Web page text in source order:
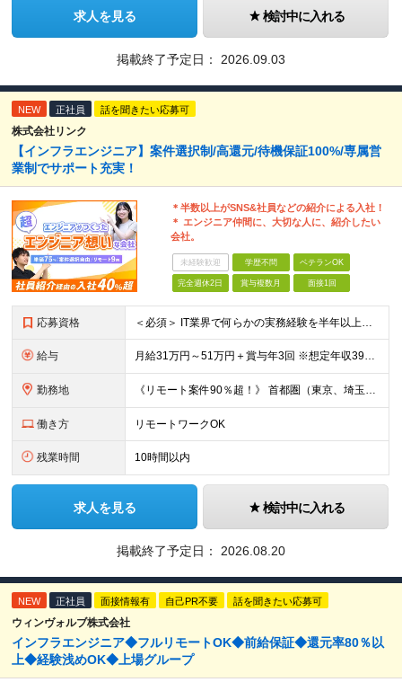
求人を見る 検討中に入れる
掲載終了予定日： 2026.09.03
NEW 正社員 話を聞きたい応募可
株式会社リンク
【インフラエンジニア】案件選択制/高還元/待機保証100%/専属営
業制でサポート充実！
＊半数以上がSNS&社員などの紹介による入社！
＊ エンジニア仲間に、大切な人に、紹介したい
会社。
未経験歓迎 学歴不問 ベテランOK
完全週休2日 賞与複数月 面接1回
応募資格 ＜必須＞ IT業界で何らかの実務経験を半年以上お持ちの方（使用言語不問） ＜こんなご希望があれば、ぜひ当社にご相談ください＞ ◎ スキルや成果にしっかり見合った給与を受け取りたい ◎ 残業を
給与 月給31万円～51万円＋賞与年3回 ※想定年収394万円～1,032万円 ★年間300万円の賞与実績あり ★平均昇給額3万円 ★エンジニアへの還元率75％（実質78.9%） ※経験・能力を考慮し
勤務地 《リモート案件90％超！》 首都圏（東京、埼玉、千葉、神奈川）、大阪、名古屋、福岡のプロジェクト先やリモートでの勤務となります。 ※面接から入社まで全てオンラインで完結できます！ ※帰社日自
働き方 リモートワークOK
残業時間 10時間以内
求人を見る 検討中に入れる
掲載終了予定日： 2026.08.20
NEW 正社員 面接情報有 自己PR不要 話を聞きたい応募可
ウィンヴォルブ株式会社
インフラエンジニア◆フルリモートOK◆前給保証◆還元率80％以
上◆経験浅めOK◆上場グループ